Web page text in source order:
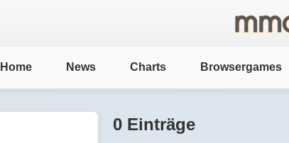
Home News Charts Browsergames
0 Einträge